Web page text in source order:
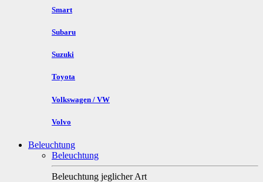
Smart
Subaru
Suzuki
Toyota
Volkswagen / VW
Volvo
Beleuchtung
Beleuchtung
Beleuchtung jeglicher Art